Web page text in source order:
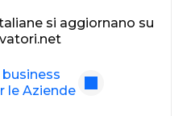
si aggiornano su
le Aziende